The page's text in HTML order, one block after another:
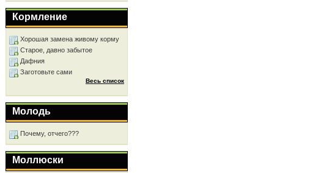
Кормление
Хорошая замена живому корму
Старое, давно забытое
Дафния
Заготовьте сами
Весь список
Молодь
Почему, отчего???
Моллюски